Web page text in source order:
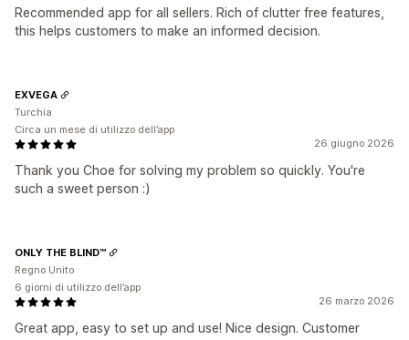
Recommended app for all sellers. Rich of clutter free features,
this helps customers to make an informed decision.
26 giugno 2026
Thank you Choe for solving my problem so quickly. You're
such a sweet person :)
EXVEGA
Turchia
Circa un mese di utilizzo dell’app
26 marzo 2026
Great app, easy to set up and use! Nice design. Customer
ONLY THE BLIND™
Regno Unito
6 giorni di utilizzo dell’app